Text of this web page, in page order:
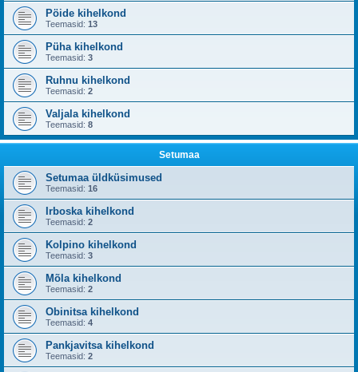
Pöide kihelkond
Teemasid: 13
Püha kihelkond
Teemasid: 3
Ruhnu kihelkond
Teemasid: 2
Valjala kihelkond
Teemasid: 8
Setumaa
Setumaa üldküsimused
Teemasid: 16
Irboska kihelkond
Teemasid: 2
Kolpino kihelkond
Teemasid: 3
Mõla kihelkond
Teemasid: 2
Obinitsa kihelkond
Teemasid: 4
Pankjavitsa kihelkond
Teemasid: 2